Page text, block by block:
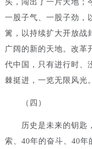
头，闯出了一片天地；
一股子气、一股子劲，
篱，以持续扩大开放战
广阔的新的天地。 改革
代中国，只有进行时、
棘挺进，一览无限风光。
（四）
历史是未来的钥匙，
索、40年的奋斗、40